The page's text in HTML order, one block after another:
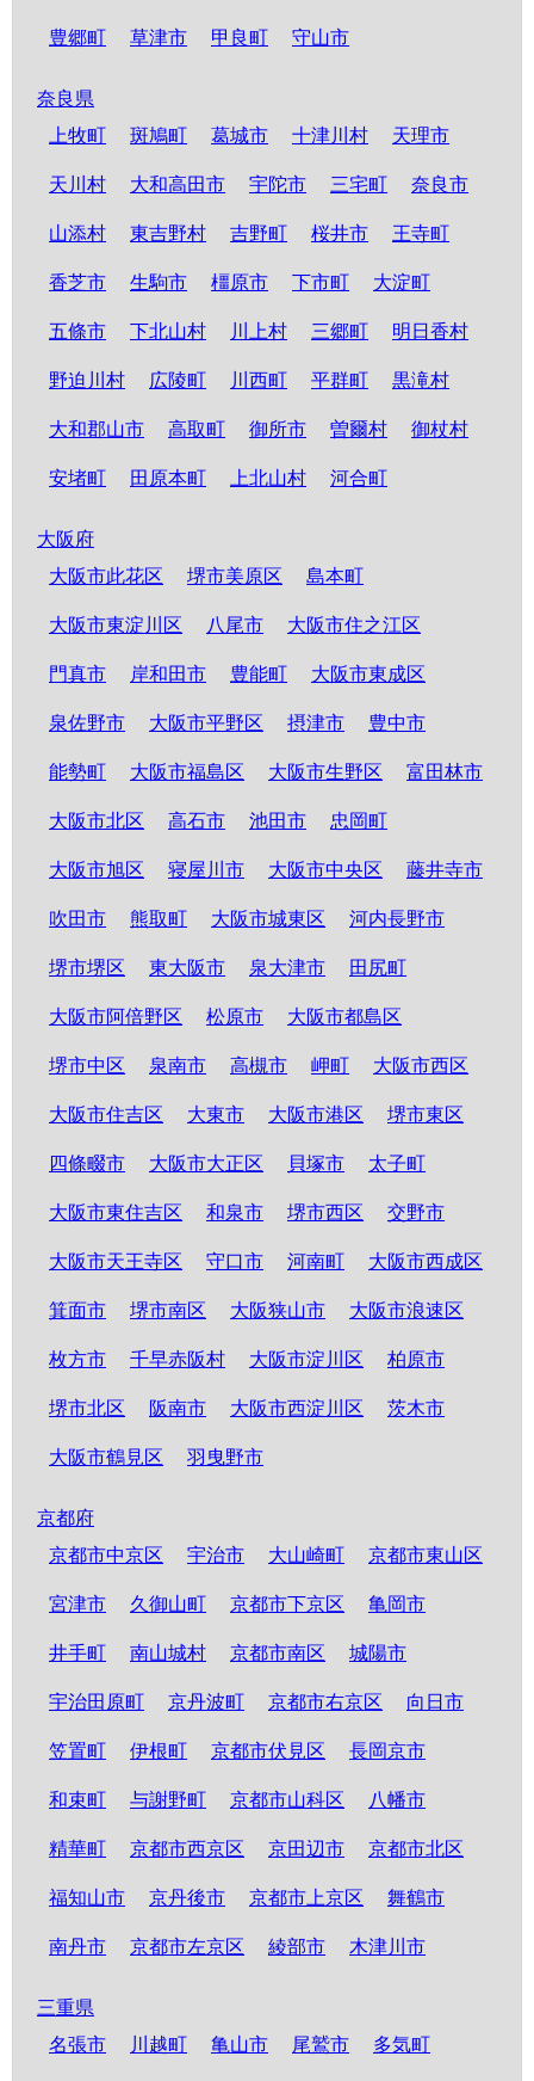
豊郷町 草津市 甲良町 守山市
奈良県
上牧町
斑鳩町 葛城市 十津川村 天理市
天川村 大和高田市 宇陀市 三宅町 奈良市
山添村 東吉野村 吉野町 桜井市 王寺町
香芝市 生駒市 橿原市 下市町 大淀町
五條市 下北山村 川上村 三郷町 明日香村
野迫川村 広陵町 川西町 平群町 黒滝村
大和郡山市 高取町 御所市 曽爾村 御杖村
安堵町 田原本町 上北山村 河合町
大阪府
大阪市此花区
堺市美原区 島本町
大阪市東淀川区 八尾市 大阪市住之江区
門真市 岸和田市 豊能町 大阪市東成区
泉佐野市 大阪市平野区 摂津市 豊中市
能勢町 大阪市福島区 大阪市生野区 富田林市
大阪市北区 高石市 池田市 忠岡町
大阪市旭区 寝屋川市 大阪市中央区 藤井寺市
吹田市 熊取町 大阪市城東区 河内長野市
堺市堺区 東大阪市 泉大津市 田尻町
大阪市阿倍野区 松原市 大阪市都島区
堺市中区 泉南市 高槻市 岬町 大阪市西区
大阪市住吉区 大東市 大阪市港区 堺市東区
四條畷市 大阪市大正区 貝塚市 太子町
大阪市東住吉区 和泉市 堺市西区 交野市
大阪市天王寺区 守口市 河南町 大阪市西成区
箕面市 堺市南区 大阪狭山市 大阪市浪速区
枚方市 千早赤阪村 大阪市淀川区 柏原市
堺市北区 阪南市 大阪市西淀川区 茨木市
大阪市鶴見区 羽曳野市
京都府
京都市中京区
宇治市 大山崎町 京都市東山区
宮津市 久御山町 京都市下京区 亀岡市
井手町 南山城村 京都市南区 城陽市
宇治田原町 京丹波町 京都市右京区 向日市
笠置町 伊根町 京都市伏見区 長岡京市
和束町 与謝野町 京都市山科区 八幡市
精華町 京都市西京区 京田辺市 京都市北区
福知山市 京丹後市 京都市上京区 舞鶴市
南丹市 京都市左京区 綾部市 木津川市
三重県
名張市
川越町 亀山市 尾鷲市 多気町